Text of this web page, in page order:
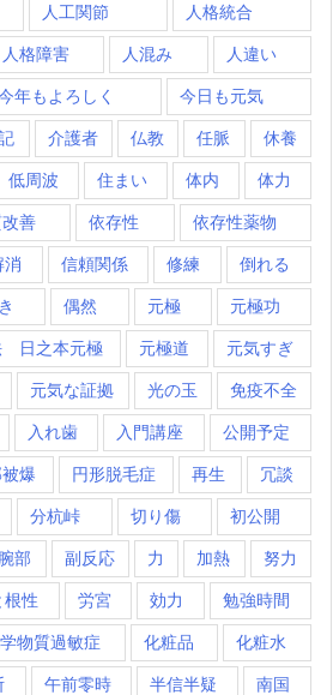
人工関節 人格統合
人格障害 人混み 人違い
年もよろしく 今日も元気
介護者 仏教 任脈 休養
低周波 住まい 体内 体力
善 依存性 依存性薬物
消 信頼関係 修練 倒れる
偶然 元極 元極功
日之本元極 元極道 元気すぎ
元気な証拠 光の玉 免疫不全
入れ歯 入門講座 公開予定
爆 円形脱毛症 再生 冗談
分杭峠 切り傷 初公開
部 副反応 力 加熱 努力
根性 労宮 効力 勉強時間
物質過敏症 化粧品 化粧水
午前零時 半信半疑 南国